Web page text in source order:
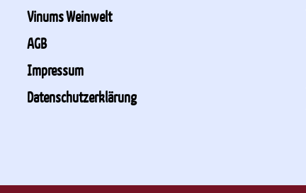
Vinums Weinwelt
AGB
Impressum
Datenschutzerklärung